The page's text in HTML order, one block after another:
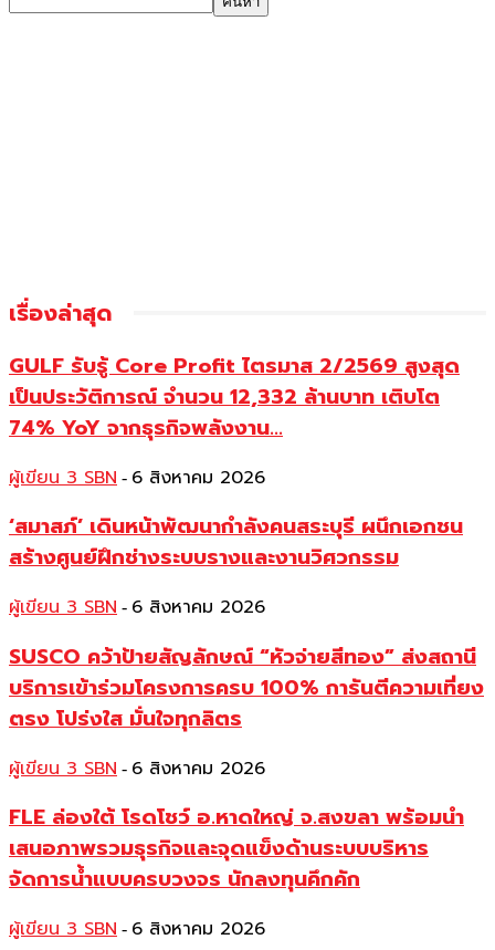
เรื่องล่าสุด
GULF รับรู้ Core Profit ไตรมาส 2/2569 สูงสุด
เป็นประวัติการณ์ จำนวน 12,332 ล้านบาท เติบโต
74% YoY จากธุรกิจพลังงาน...
ผู้เขียน 3 SBN - 6 สิงหาคม 2026
‘สมาสภ์’ เดินหน้าพัฒนากำลังคนสระบุรี ผนึกเอกชน
สร้างศูนย์ฝึกช่างระบบรางและงานวิศวกรรม
ผู้เขียน 3 SBN - 6 สิงหาคม 2026
SUSCO คว้าป้ายสัญลักษณ์ “หัวจ่ายสีทอง” ส่งสถานี
บริการเข้าร่วมโครงการครบ 100% การันตีความเที่ยง
ตรง โปร่งใส มั่นใจทุกลิตร
ผู้เขียน 3 SBN - 6 สิงหาคม 2026
FLE ล่องใต้ โรดโชว์ อ.หาดใหญ่ จ.สงขลา พร้อมนำ
เสนอภาพรวมธุรกิจและจุดแข็งด้านระบบบริหาร
จัดการน้ำแบบครบวงจร นักลงทุนคึกคัก
ผู้เขียน 3 SBN - 6 สิงหาคม 2026